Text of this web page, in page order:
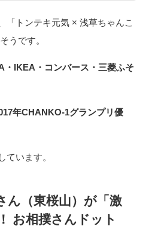
「トンテキ元気 × 浅草ちゃんこ
うです。
・IKEA・コンバース・三菱ふそ
年CHANKO-1グランプリ優
ています。
ん（東桜山）が「激
お相撲さんドット